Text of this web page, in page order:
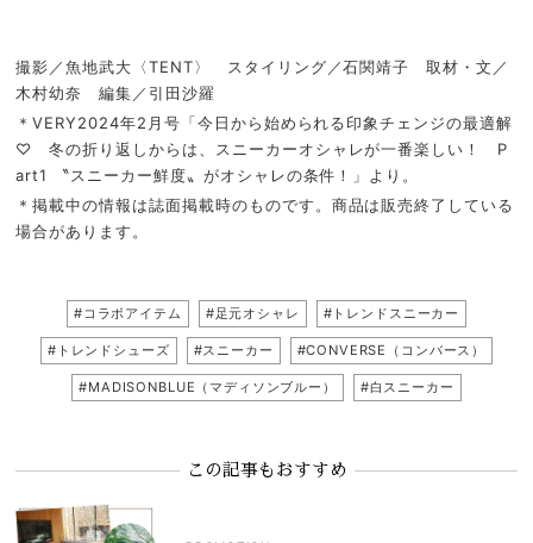
撮影／魚地武大〈TENT〉 スタイリング／石関靖子 取材・文／
木村幼奈 編集／引田沙羅
＊VERY2024年2月号「今日から始められる印象チェンジの最適解
♡ 冬の折り返しからは、スニーカーオシャレが一番楽しい！ P
art1 〝スニーカー鮮度〟がオシャレの条件！」より。
＊掲載中の情報は誌面掲載時のものです。商品は販売終了している
場合があります。
#コラボアイテム #足元オシャレ #トレンドスニーカー
#トレンドシューズ #スニーカー #CONVERSE（コンバース）
#MADISONBLUE（マディソンブルー） #白スニーカー
この記事もおすすめ